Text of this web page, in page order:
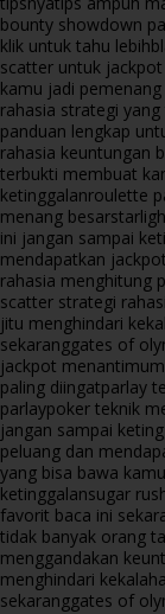
bounty showdown
klik untuk tahu lebih
scatter untuk
kamu jadi
rahasia strategi
panduan lengkap
rahasia keuntungan
terbukti membuat
ketinggalanroulette
menang besar
ini jangan sampai
mendapatkan
rahasia menghitung
scatter strategi
jitu menghindari
sekaranggates of
jackpot menantimu
paling diingatparlay
parlaypoker teknik
jangan sampai
peluang dan
yang bisa bawa
ketinggalansugar
favorit baca ini
tidak banyak orang
menggandakan
menghindari
sekaranggates of